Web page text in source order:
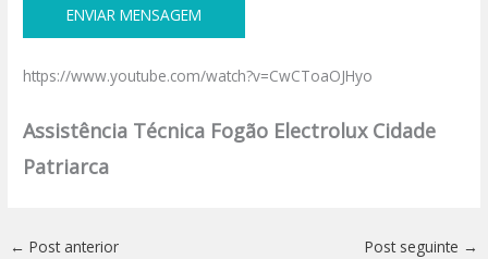
https://www.youtube.com/watch?v=CwCToaOJHyo
Assistência Técnica Fogão Electrolux Cidade
Patriarca
← Post anterior Post seguinte →